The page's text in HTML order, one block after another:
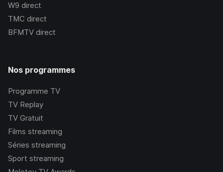
W9 direct
TMC direct
BFMTV direct
Nos programmes
Programme TV
TV Replay
TV Gratuit
Films streaming
Séries streaming
Sport streaming